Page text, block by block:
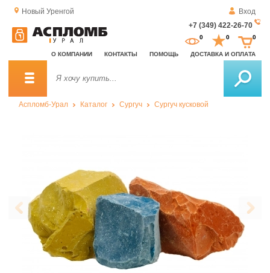
Новый Уренгой
Вход
+7 (349) 422-26-70
О КОМПАНИИ КОНТАКТЫ ПОМОЩЬ ДОСТАВКА И ОПЛАТА
0 0 0
Аспломб-Урал Каталог Сургуч Сургуч кусковой